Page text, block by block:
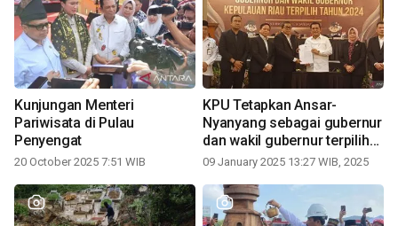
Kunjungan Menteri
Pariwisata di Pulau
Penyengat
20 October 2025 7:51 WIB
KPU Tetapkan Ansar-
Nyanyang sebagai gubernur
dan wakil gubernur terpilih
periode 2025-2030
09 January 2025 13:27 WIB, 2025